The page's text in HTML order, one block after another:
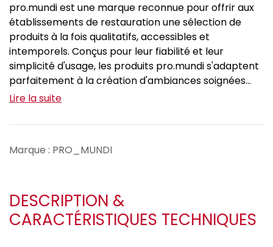
pro.mundi est une marque reconnue pour offrir aux
établissements de restauration une sélection de
produits à la fois qualitatifs, accessibles et
intemporels. Conçus pour leur fiabilité et leur
simplicité d'usage, les produits pro.mundi s'adaptent
parfaitement à la création d'ambiances soignées...
Lire la suite
Marque : PRO_MUNDI
DESCRIPTION &
CARACTÉRISTIQUES TECHNIQUES